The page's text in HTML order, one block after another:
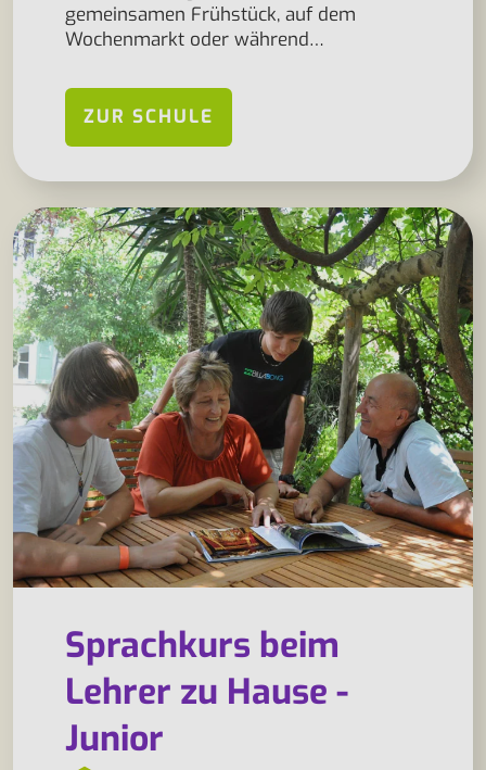
gemeinsamen Frühstück, auf dem
Wochenmarkt oder während…
ZUR SCHULE
Sprachkurs beim
Lehrer zu Hause -
Junior